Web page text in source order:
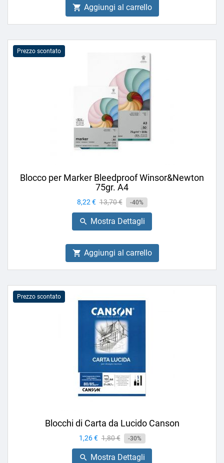
 Aggiungi al carrello
Prezzo scontato
Blocco per Marker Bleedproof Winsor&Newton
75gr. A4
Prezzo
8,22 € Prezzo
base
13,70 € -40%
 Mostra Dettagli
 Aggiungi al carrello
Prezzo scontato
Blocchi di Carta da Lucido Canson
Prezzo
1,26 € Prezzo
base
1,80 € -30%
 Mostra Dettagli